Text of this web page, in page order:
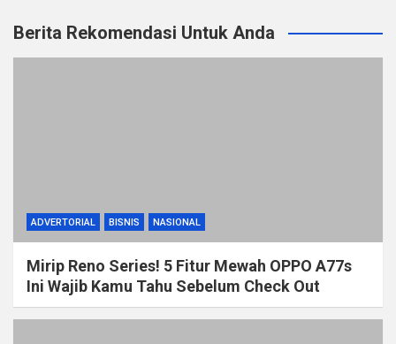
Berita Rekomendasi Untuk Anda
ADVERTORIAL BISNIS NASIONAL
Mirip Reno Series! 5 Fitur Mewah OPPO A77s
Ini Wajib Kamu Tahu Sebelum Check Out